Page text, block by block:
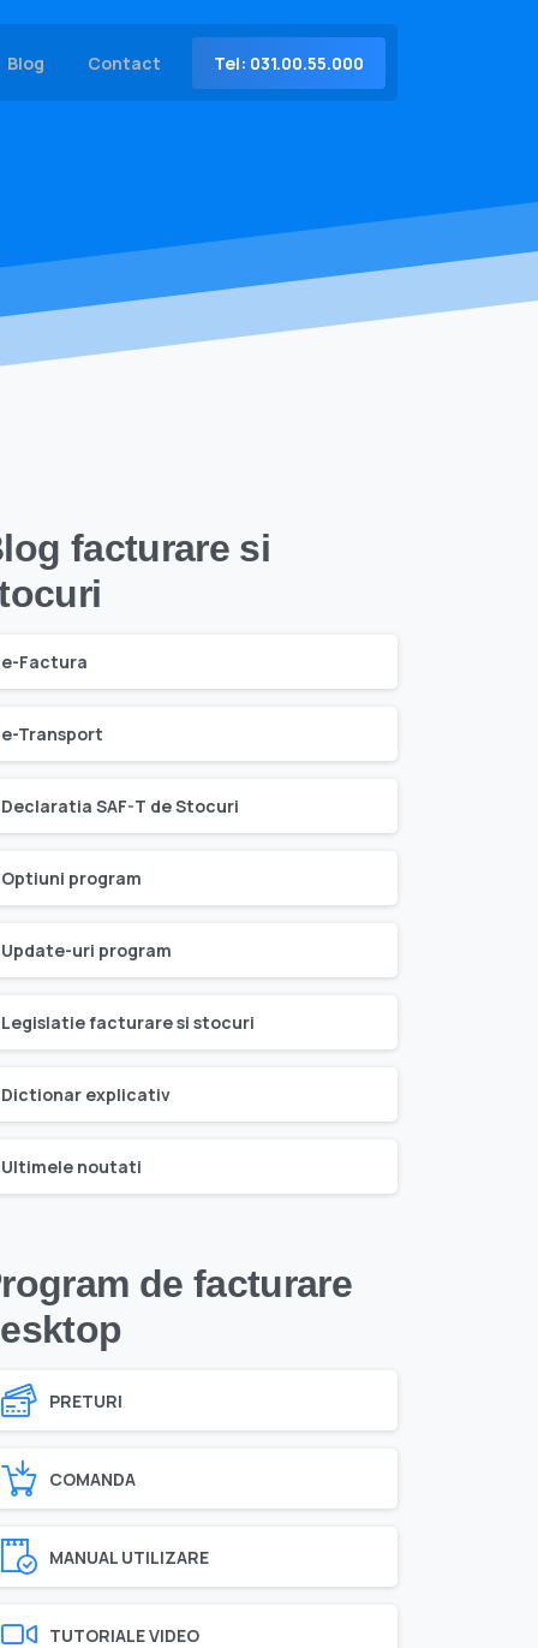
Blog Contact Tel: 031.00.55.000
facturare si
e-Factura
e-Transport
Declaratia SAF-T de Stocuri
Optiuni program
Update-uri program
Legislatie facturare si stocuri
Dictionar explicativ
Ultimele noutati
de facturare
PRETURI
COMANDA
MANUAL UTILIZARE
TUTORIALE VIDEO